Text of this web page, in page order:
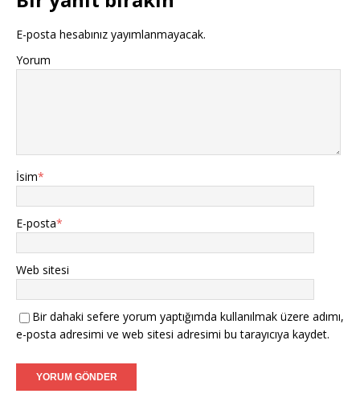
E-posta hesabınız yayımlanmayacak.
Yorum
İsim*
E-posta*
Web sitesi
Bir dahaki sefere yorum yaptığımda kullanılmak üzere adımı,
e-posta adresimi ve web sitesi adresimi bu tarayıcıya kaydet.